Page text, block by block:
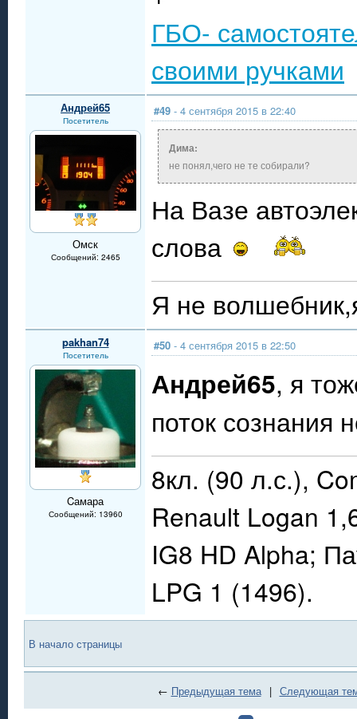
ГБО-
своими ручками
Андрей65
Посетитель
Омск
Сообщений: 2465
#49 - 4 сентября 2015 в 22:40
Дима:
не понял,чего не те собирали?
На Вазе
слова
Я не
pakhan74
Посетитель
Cамара
Сообщений: 13960
#50 - 4 сентября 2015 в 22:50
Андрей65, я
поток
8кл. (90 л.с.),
Renault Logan
IG8 HD Alpha;
LPG 1 (1496).
В начало страницы
← Предыдущая тема | Следующая